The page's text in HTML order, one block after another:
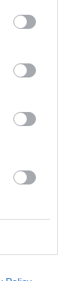
/ ΝΕΑ